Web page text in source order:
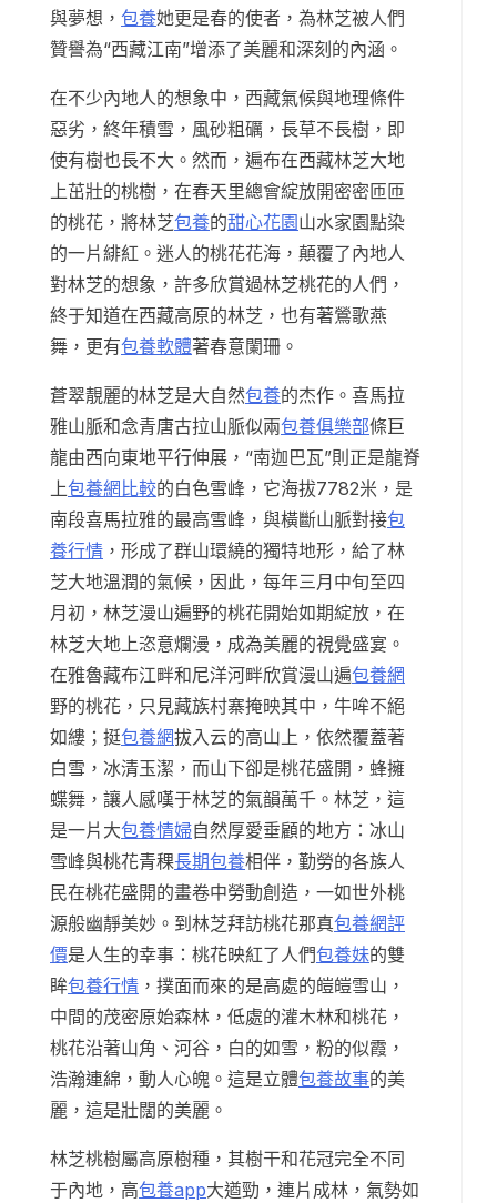
與夢想， 包養她更是春的使者，為林芝被人們
贊譽為“西藏江南”增添了美麗和深刻的內涵。
在不少內地人的想象中，西藏氣候與地理條件
惡劣，終年積雪，風砂粗礪，長草不長樹，即
使有樹也長不大。然而，遍布在西藏林芝大地
上茁壯的桃樹，在春天里總會綻放開密密匝匝
的桃花，將林芝包養的甜心花園山水家園點染
的一片緋紅。迷人的桃花花海，顛覆了內地人
對林芝的想象，許多欣賞過林芝桃花的人們，
終于知道在西藏高原的林芝，也有著鶯歌燕
舞，更有包養軟體著春意闌珊。
蒼翠靚麗的林芝是大自然包養的杰作。喜馬拉
雅山脈和念青唐古拉山脈似兩包養俱樂部條巨
龍由西向東地平行伸展，“南迦巴瓦”則正是龍脊
上包養網比較的白色雪峰，它海拔7782米，是
南段喜馬拉雅的最高雪峰，與橫斷山脈對接包
養行情 ，形成了群山環繞的獨特地形，給了林
芝大地溫潤的氣候，因此，每年三月中旬至四
月初，林芝漫山遍野的桃花開始如期綻放，在
林芝大地上恣意爛漫，成為美麗的視覺盛宴。
在雅魯藏布江畔和尼洋河畔欣賞漫山遍包養網
野的桃花，只見藏族村寨掩映其中，牛哞不絕
如縷；挺包養網拔入云的高山上，依然覆蓋著
白雪，冰清玉潔，而山下卻是桃花盛開，蜂擁
蝶舞，讓人感嘆于林芝的氣韻萬千。林芝，這
是一片大包養情婦自然厚愛垂顧的地方：冰山
雪峰與桃花青稞長期包養相伴，勤勞的各族人
民在桃花盛開的畫卷中勞動創造，一如世外桃
源般幽靜美妙。到林芝拜訪桃花那真包養網評
價是人生的幸事：桃花映紅了人們包養妹的雙
眸包養行情 ，撲面而來的是高處的皚皚雪山，
中間的茂密原始森林，低處的灌木林和桃花，
桃花沿著山角、河谷，白的如雪，粉的似霞，
浩瀚連綿，動人心魄。這是立體包養故事的美
麗，這是壯闊的美麗。
林芝桃樹屬高原樹種，其樹干和花冠完全不同
于內地，高包養app大遒勁，連片成林，氣勢如